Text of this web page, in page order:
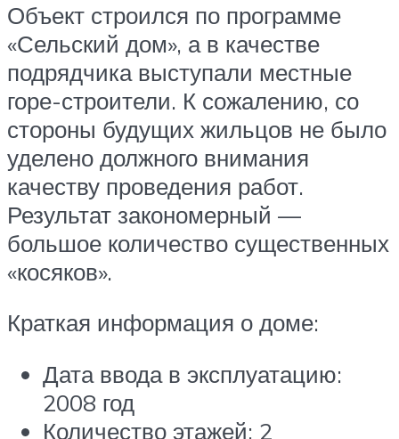
Объект строился по программе
«Сельский дом», а в качестве
подрядчика выступали местные
горе-строители. К сожалению, со
стороны будущих жильцов не было
уделено должного внимания
качеству проведения работ.
Результат закономерный —
большое количество существенных
«косяков».
Краткая информация о доме:
Дата ввода в эксплуатацию:
2008 год
Количество этажей: 2